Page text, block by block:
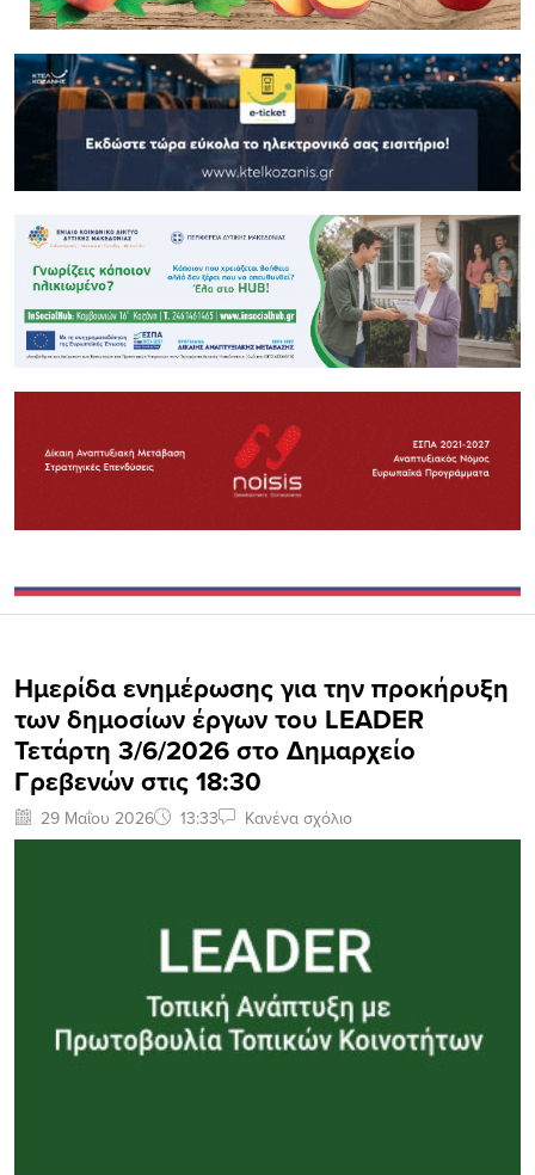
Ημερίδα ενημέρωσης για την προκήρυξη
των δημοσίων έργων του LEADER
Τετάρτη 3/6/2026 στο Δημαρχείο
Γρεβενών στις 18:30
29 Μαΐου 2026 13:33 Κανένα σχόλιο